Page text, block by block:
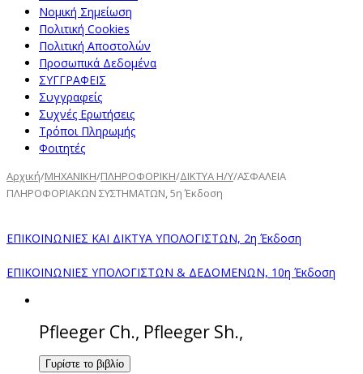
Νομική Σημείωση
Πολιτική Cookies
Πολιτική Αποστολών
Προσωπικά Δεδομένα
ΣΥΓΓΡΑΦΕΙΣ
Συγγραφείς
Συχνές Ερωτήσεις
Τρόποι Πληρωμής
Φοιτητές
Αρχική/ΜΗΧΑΝΙΚΗ/ΠΛΗΡΟΦΟΡΙΚΗ/ΔΙΚΤΥΑ Η/Υ/ΑΣΦΑΛΕΙΑ
ΠΛΗΡΟΦΟΡΙΑΚΩΝ ΣΥΣΤΗΜΑΤΩΝ, 5η Έκδοση
ΕΠΙΚΟΙΝΩΝΙΕΣ ΚΑΙ ΔΙΚΤΥΑ ΥΠΟΛΟΓΙΣΤΩΝ, 2η Έκδοση
ΕΠΙΚΟΙΝΩΝΙΕΣ ΥΠΟΛΟΓΙΣΤΩΝ & ΔΕΔΟΜΕΝΩΝ, 10η Έκδοση
Pfleeger Ch., Pfleeger Sh.,
Γυρίστε το βιβλίο